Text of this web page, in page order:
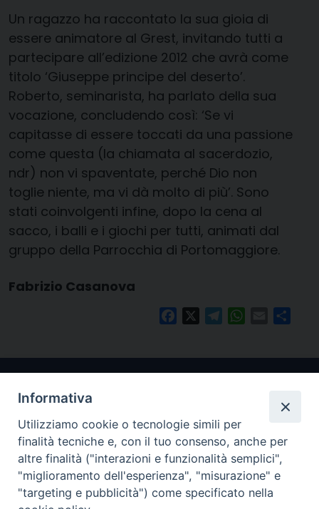
Un ragazzo ha raccontato la sua gioia di
essere animatore al Grest, invitando tutti a
partecipare all’edizione 2012 che avrà come
titolo ‘Giuseppe principe del deserto’.
Roberto, seminarista, ha parlato della sua
vocazione, concludendo così: ‘Se vi
capitasse di essere toccati da una passione
come questa (la chiamata al sacerdozio,
ndr) non vi spaventate, perché Dio non
toglie niente, ma vi dà molto di più’. Sono
stati coinvolgenti infine, dopo la cena al
sacco, i balli e i giochi per tutti, animati dal
gruppo della Parrocchia di Portomaggiore.
Fabrizio Casanova
FacebookTelegramWhatsApp
Email
Arcidiocesi di Ravenna-Cervia
Informativa
Utilizziamo cookie o tecnologie simili per
finalità tecniche e, con il tuo consenso, anche per
altre finalità ("interazioni e funzionalità semplici",
"miglioramento dell'esperienza", "misurazione" e
"targeting e pubblicità") come specificato nella